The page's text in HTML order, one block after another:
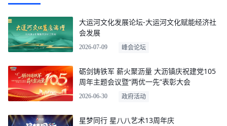
大运河文化发展论坛-大运河文化赋能经济社
会发展
2026-07-09 峰会论坛
砺剑铸铁军 薪火聚沥量 大沥镇庆祝建党105
周年主题会议暨“两优一先”表彰大会
2026-06-30 政府活动
星梦同行 星八八艺术13周年庆